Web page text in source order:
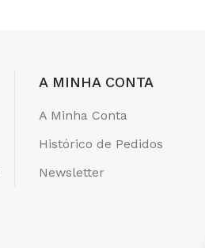
A MINHA CONTA
A Minha Conta
Histórico de Pedidos
Newsletter